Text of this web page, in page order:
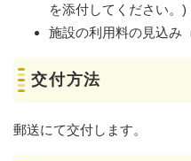
を添付してください。)
施設の利用料の見込み
交付方法
郵送にて交付します。